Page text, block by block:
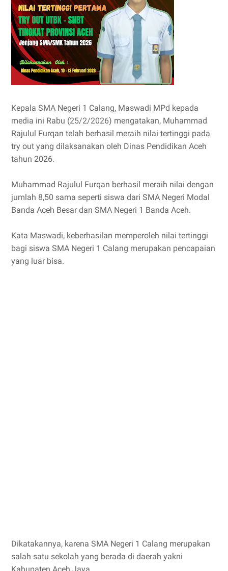
Kepala SMA Negeri 1 Calang, Maswadi MPd kepada
media ini Rabu (25/2/2026) mengatakan, Muhammad
Rajulul Furqan telah berhasil meraih nilai tertinggi pada
try out yang dilaksanakan oleh Dinas Pendidikan Aceh
tahun 2026.
Muhammad Rajulul Furqan berhasil meraih nilai dengan
jumlah 8,50 sama seperti siswa dari SMA Negeri Modal
Banda Aceh Besar dan SMA Negeri 1 Banda Aceh.
Kata Maswadi, keberhasilan memperoleh nilai tertinggi
bagi siswa SMA Negeri 1 Calang merupakan pencapaian
yang luar bisa.
Dikatakannya, karena SMA Negeri 1 Calang merupakan
salah satu sekolah yang berada di daerah yakni